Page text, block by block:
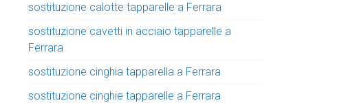
sostituzione calotte tapparelle a Ferrara
sostituzione cavetti in acciaio tapparelle a
Ferrara
sostituzione cinghia tapparella a Ferrara
sostituzione cinghie tapparelle a Ferrara